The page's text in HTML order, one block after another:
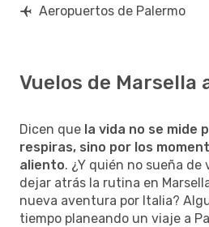
Aeropuertos de Palermo
Vuelos de Marsella
Dicen que la vida no se mide
respiras, sino por los
aliento. ¿Y quién no sueña de
dejar atrás la rutina en
nueva aventura por Italia?
tiempo planeando un viaje a